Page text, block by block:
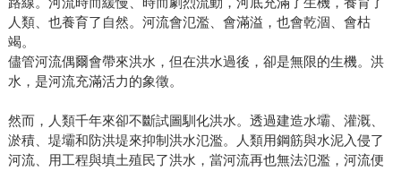
人類、也養育了自然。河流會氾濫、會滿溢，也會乾涸、會枯
竭。
儘管河流偶爾會帶來洪水，但在洪水過後，卻是無限的生機。洪
水，是河流充滿活力的象徵。
然而，人類千年來卻不斷試圖馴化洪水。透過建造水壩、灌溉、
淤積、堤壩和防洪堤來抑制洪水氾濫。人類用鋼筋與水泥入侵了
河流、用工程與填土殖民了洪水，當河流再也無法氾濫，河流便